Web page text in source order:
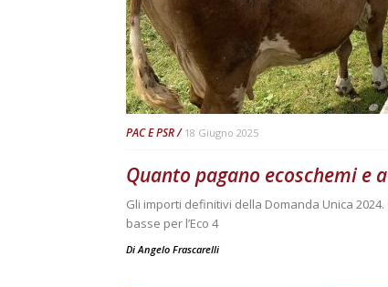
PAC E PSR 18 Giugno 2025
Quanto pagano ecoschemi e
Gli importi definitivi della Domanda Unica
basse per l’Eco 4
DiAngelo Frascarelli